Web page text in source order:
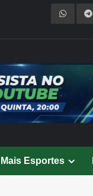
Mais Esportes